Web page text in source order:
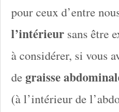
pour ceux d’entre
l’intérieursans être
à considérer, si vous
de graisse
(à l’intérieur de